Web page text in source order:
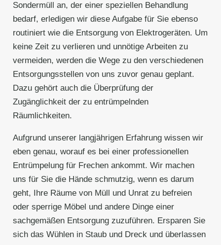
Sondermüll an, der einer speziellen Behandlung
bedarf, erledigen wir diese Aufgabe für Sie ebenso
routiniert wie die Entsorgung von Elektrogeräten. Um
keine Zeit zu verlieren und unnötige Arbeiten zu
vermeiden, werden die Wege zu den verschiedenen
Entsorgungsstellen von uns zuvor genau geplant.
Dazu gehört auch die Überprüfung der
Zugänglichkeit der zu entrümpelnden
Räumlichkeiten.
Aufgrund unserer langjährigen Erfahrung wissen wir
eben genau, worauf es bei einer professionellen
Entrümpelung für Frechen ankommt. Wir machen
uns für Sie die Hände schmutzig, wenn es darum
geht, Ihre Räume von Müll und Unrat zu befreien
oder sperrige Möbel und andere Dinge einer
sachgemäßen Entsorgung zuzuführen. Ersparen Sie
sich das Wühlen in Staub und Dreck und überlassen